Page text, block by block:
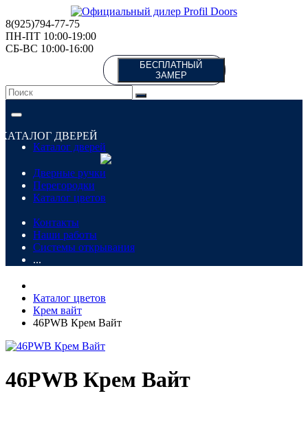
8(925)794-77-75
ПН-ПТ 10:00-19:00
СБ-ВС 10:00-16:00
БЕСПЛАТНЫЙ
ЗАМЕР
КАТАЛОГ ДВЕРЕЙ
Каталог дверей
Дверные ручки
Перегородки
Каталог цветов
Контакты
Наши работы
Системы открывания
...
Каталог цветов
Крем вайт
46PWB Крем Вайт
46PWB Крем Вайт